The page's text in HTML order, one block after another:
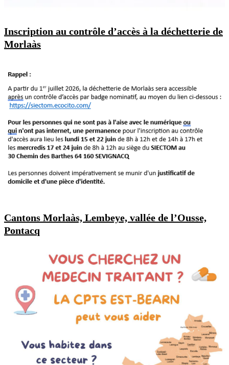
Inscription au contrôle d’accès à la déchetterie de
Morlaàs
Cantons Morlaàs, Lembeye, vallée de l’Ousse,
Pontacq